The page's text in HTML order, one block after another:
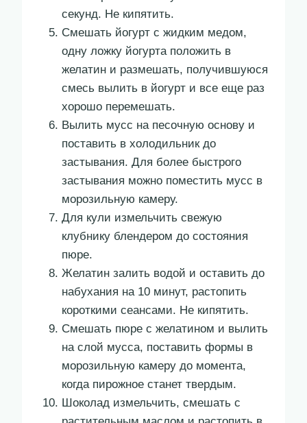
секунд. Не кипятить.
Смешать йогурт с жидким медом,
одну ложку йогурта положить в
желатин и размешать, получившуюся
смесь вылить в йогурт и все еще раз
хорошо перемешать.
Вылить мусс на песочную основу и
поставить в холодильник до
застывания. Для более быстрого
застывания можно поместить мусс в
морозильную камеру.
Для кули измельчить свежую
клубнику блендером до состояния
пюре.
Желатин залить водой и оставить до
набухания на 10 минут, растопить
короткими сеансами. Не кипятить.
Смешать пюре с желатином и вылить
на слой мусса, поставить формы в
морозильную камеру до момента,
когда пирожное станет твердым.
Шоколад измельчить, смешать с